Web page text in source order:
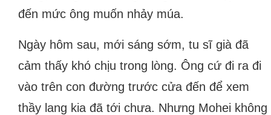
đến mức ông muốn nhảy múa.
Ngày hôm sau, mới sáng sớm, tu sĩ già đã
cảm thấy khó chịu trong lòng. Ông cứ đi ra đi
vào trên con đường trước cửa đến để xem
thầy lang kia đã tới chưa. Nhưng Mohei không